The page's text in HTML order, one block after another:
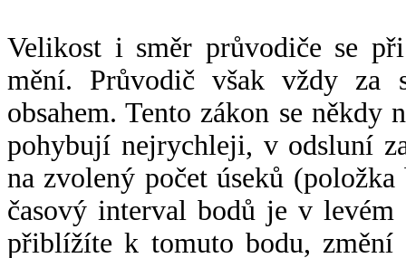
Velikost i směr průvodiče se
mění. Průvodič však vždy za
obsahem. Tento zákon se někdy
pohybují nejrychleji, v odsluní
na zvolený počet úseků
časový interval bodů je v
přiblížíte k tomuto bodu,